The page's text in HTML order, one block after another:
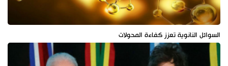
السوائل النانوية تعزز كفاءة المحولات